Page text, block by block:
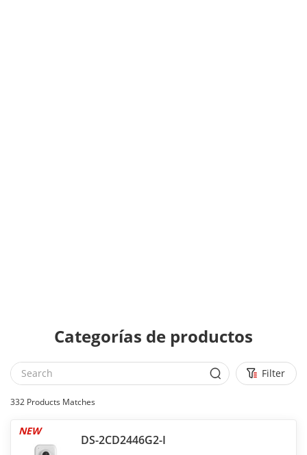
Categorías de productos
Filter
332 Products Matches
DS-2CD2446G2-I
NEW